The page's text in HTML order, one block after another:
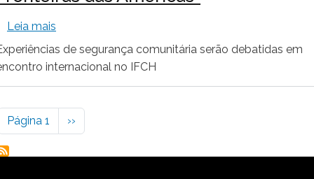
Leia mais
de segurança comunitária serão debatidas em
internacional no IFCH
Página 1 Próxima página
››